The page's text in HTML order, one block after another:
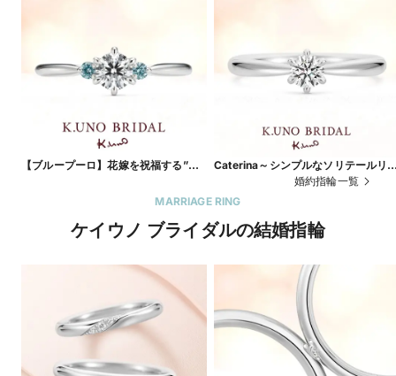
【ブループーロ】花嫁を祝福する”サ
Caterina～シンプルなソリテールリ
グは、飾らない誠実な愛の象徴～
婚約指輪一覧
MARRIAGE RING
ケイウノ ブライダルの結婚指輪